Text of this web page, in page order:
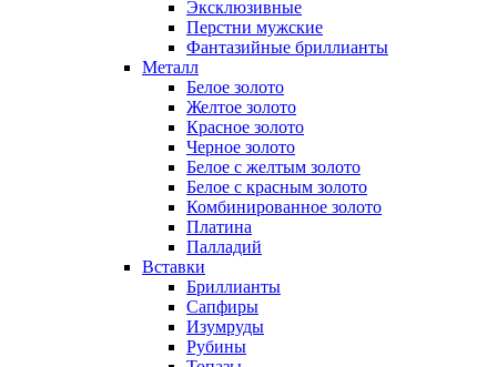
Эксклюзивные
Перстни мужские
Фантазийные бриллианты
Металл
Белое золото
Желтое золото
Красное золото
Черное золото
Белое с желтым золото
Белое с красным золото
Комбинированное золото
Платина
Палладий
Вставки
Бриллианты
Сапфиры
Изумруды
Рубины